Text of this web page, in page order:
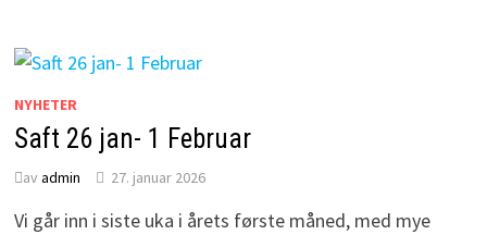
NYHETER
Saft 26 jan- 1 Februar
av admin 27. januar 2026
Vi går inn i siste uka i årets første måned, med mye